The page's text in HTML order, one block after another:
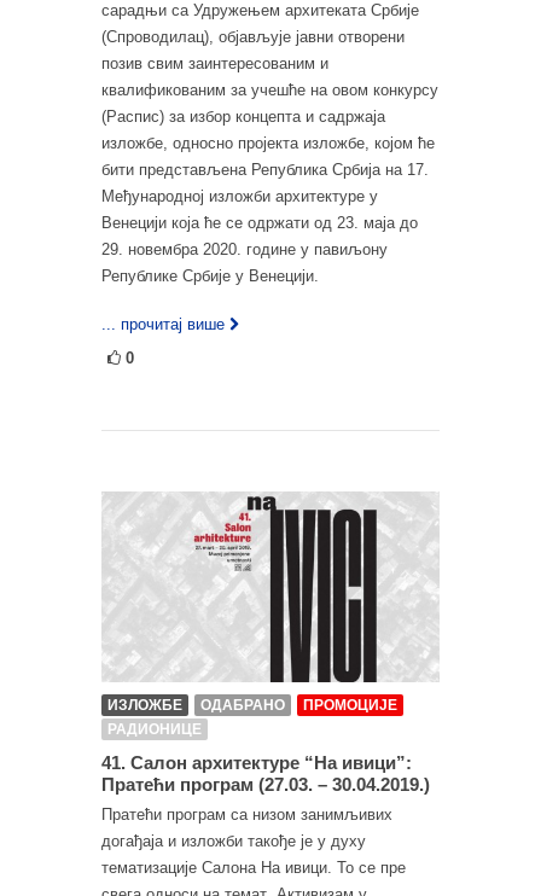
сарадњи са Удружењем архитеката Србије
(Спроводилац), објављује јавни отворени
позив свим заинтересованим и
квалификованим за учешће на овом конкурсу
(Распис) за избор концепта и садржаја
изложбе, односно пројекта изложбе, којом ће
бити представљена Република Србија на 17.
Међународној изложби архитектуре у
Венецији која ће се одржати од 23. маја до
29. новембра 2020. године у павиљону
Републике Србије у Венецији.
... прочитај више
0
ИЗЛОЖБЕ ОДАБРАНО
ПРОМОЦИЈЕ
РАДИОНИЦЕ
41. Салон архитектуре “На ивици”:
Пратећи програм (27.03. – 30.04.2019.)
Пратећи програм са низом занимљивих
догађаја и изложби такође је у духу
тематизације Салона На ивици. То се пре